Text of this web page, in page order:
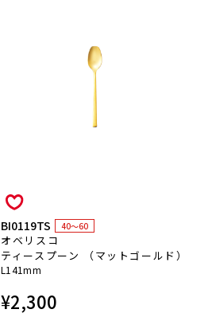
BI0119TS 40～60
オベリスコ
ティースプーン （マットゴールド）
L141mm
¥2,300